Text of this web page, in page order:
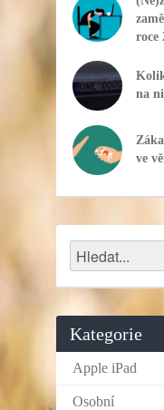
roce
na
ve
Kategorie
Apple iPad
Osobní